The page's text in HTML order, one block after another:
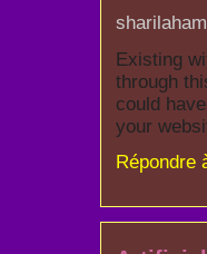
Existing
through
could
your
Répondre